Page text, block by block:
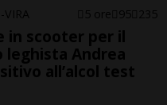
VIRA 5 ore 95 235
in scooter per il
Andrea
all’alcol test